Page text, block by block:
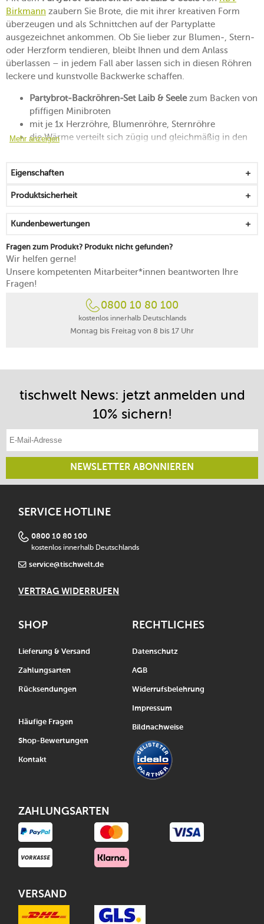
Birkmann zaubern Sie Brote, die mit ihrer kreativen Form
überzeugen und als Schnittchen auf der Partyplatte
ausgezeichnet ankommen. Ob Sie lieber zur Blumen-, Stern-
oder Herzform tendieren, bleibt Ihnen und dem Anlass
überlassen – in jedem Fall aber lassen sich in diesen Röhren
leckere und kunstvolle Backwerke schaffen.
Partybrot-Backröhren-Set Laib & Seelezum Backen von
pfiffigen Minibroten
mit je 1x Herzröhre, Blumenröhre, Sternröhre
die Wärme verteilt sich zügig und gleichmäßig in den
Antihaftbeschichtung versehen
die Röhren lassen sich unkompliziert befüllen
hitzebeständig bis 230 °C
säurebeständig
spülmaschinengeeignet
Mehr anzeigen
Eigenschaften
Produktsicherheit
Kundenbewertungen
Fragen zum Produkt? Produkt nicht gefunden?
Wir helfen gerne!
Unsere kompetenten Mitarbeiter*innen beantworten Ihre
Fragen!
0800 10 80 100
kostenlos innerhalb Deutschlands
Montag bis Freitag von 8 bis 17 Uhr
tischwelt News: jetzt anmelden und
10% sichern!
NEWSLETTER ABONNIEREN
SERVICE HOTLINE
0800 10 80 100
kostenlos innerhalb Deutschlands
service@tischwelt.de
VERTRAG WIDERRUFEN
SHOP
Lieferung & Versand
Zahlungsarten
Rücksendungen
Häufige Fragen
Shop-Bewertungen
Kontakt
RECHTLICHES
Datenschutz
AGB
Widerrufsbelehrung
Impressum
Bildnachweise
ZAHLUNGSARTEN
VERSAND